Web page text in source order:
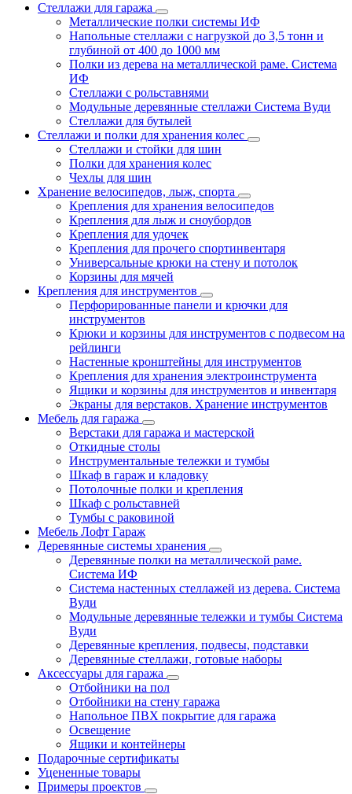
Стеллажи для гаража
Металлические полки системы ИФ
Напольные стеллажи с нагрузкой до 3,5 тонн и
глубиной от 400 до 1000 мм
Полки из дерева на металлической раме. Система
ИФ
Стеллажи с рольставнями
Модульные деревянные стеллажи Система Вуди
Стеллажи для бутылей
Стеллажи и полки для хранения колес
Стеллажи и стойки для шин
Полки для хранения колес
Чехлы для шин
Хранение велосипедов, лыж, спорта
Крепления для хранения велосипедов
Крепления для лыж и сноубордов
Крепления для удочек
Крепления для прочего спортинвентаря
Универсальные крюки на стену и потолок
Корзины для мячей
Крепления для инструментов
Перфорированные панели и крючки для
инструментов
Крюки и корзины для инструментов с подвесом на
рейлинги
Настенные кронштейны для инструментов
Крепления для хранения электроинструмента
Ящики и корзины для инструментов и инвентаря
Экраны для верстаков. Хранение инструментов
Мебель для гаража
Верстаки для гаража и мастерской
Откидные столы
Инструментальные тележки и тумбы
Шкаф в гараж и кладовку
Потолочные полки и крепления
Шкаф с рольставней
Тумбы с раковиной
Мебель Лофт Гараж
Деревянные системы хранения
Деревянные полки на металлической раме.
Система ИФ
Система настенных стеллажей из дерева. Система
Вуди
Модульные деревянные тележки и тумбы Система
Вуди
Деревянные крепления, подвесы, подставки
Деревянные стеллажи, готовые наборы
Аксессуары для гаража
Отбойники на пол
Отбойники на стену гаража
Напольное ПВХ покрытие для гаража
Освещение
Ящики и контейнеры
Подарочные сертификаты
Уцененные товары
Примеры проектов